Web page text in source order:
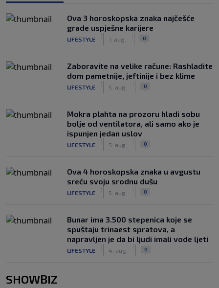
Ova 3 horoskopska znaka najčešće
grade uspješne karijere
LIFESTYLE 7. aug. 0
Zaboravite na velike račune: Rashladite
dom pametnije, jeftinije i bez klime
LIFESTYLE 5. aug. 0
Mokra plahta na prozoru hladi sobu
bolje od ventilatora, ali samo ako je
ispunjen jedan uslov
LIFESTYLE 5. aug. 0
Ova 4 horoskopska znaka u avgustu
sreću svoju srodnu dušu
LIFESTYLE 5. aug. 0
Bunar imа 3.500 stepenica koje se
spuštaju trinaest spratova, a
napravljen je da bi ljudi imali vode ljeti
LIFESTYLE 4. aug. 0
SHOWBIZ